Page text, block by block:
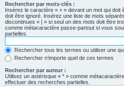
Rechercher par mots-clés :
Insérez le caractère « + » devant un mot qui doit
doit être ignoré. Insérez une liste de mots
discontinues « | » si seul un des mots doit être
comme métacaractère passe-partout si vous
partielles.
Rechercher tous les termes ou utiliser une
Rechercher n’importe quel de ces termes
Rechercher par auteur :
Utilisez un astérisque « * » comme
effectuer des recherches partielles.